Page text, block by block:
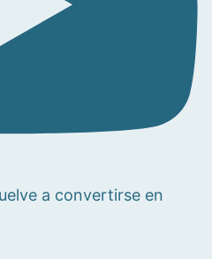
a convertirse en